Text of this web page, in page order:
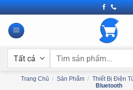
Bỏ
qua
nội
Tìm
Trang Chủ / Sản Phẩm / Thiết Bị Điện
Bluetooth